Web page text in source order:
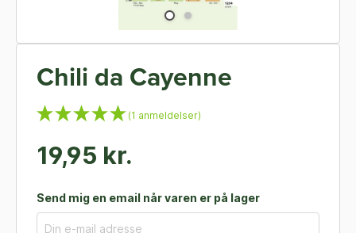
Chili da Cayenne
(1 anmeldelser)
19,95 kr.
Send mig en email når varen er på lager